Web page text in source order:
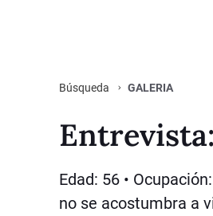
Búsqueda GALERIA
Edad: 56 •
no se acostumbra a